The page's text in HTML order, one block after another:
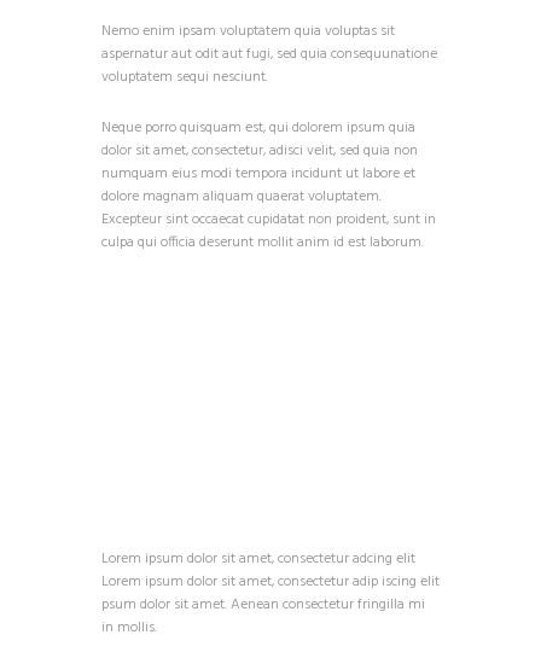
Nemo enim ipsam voluptatem quia voluptas sit
aspernatur aut odit aut fugi, sed quia consequunatione
voluptatem sequi nesciunt.
Neque porro quisquam est, qui dolorem ipsum quia
dolor sit amet, consectetur, adisci velit, sed quia non
numquam eius modi tempora incidunt ut labore et
dolore magnam aliquam quaerat voluptatem.
Excepteur sint occaecat cupidatat non proident, sunt in
culpa qui officia deserunt mollit anim id est laborum.
Lorem ipsum dolor sit amet, consectetur adcing elit
Lorem ipsum dolor sit amet, consectetur adip iscing elit
psum dolor sit amet. Aenean consectetur fringilla mi
in mollis.